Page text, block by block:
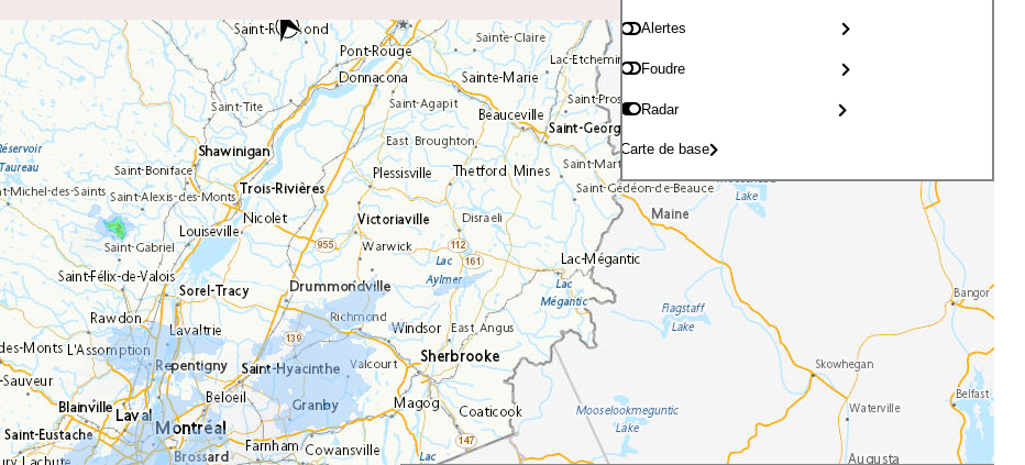
Alertes
Foudre
Radar
Carte de base